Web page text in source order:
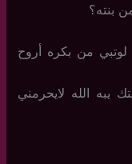
بنته؟
لوتبي من بكره أروح
يبه الله لايحرمني